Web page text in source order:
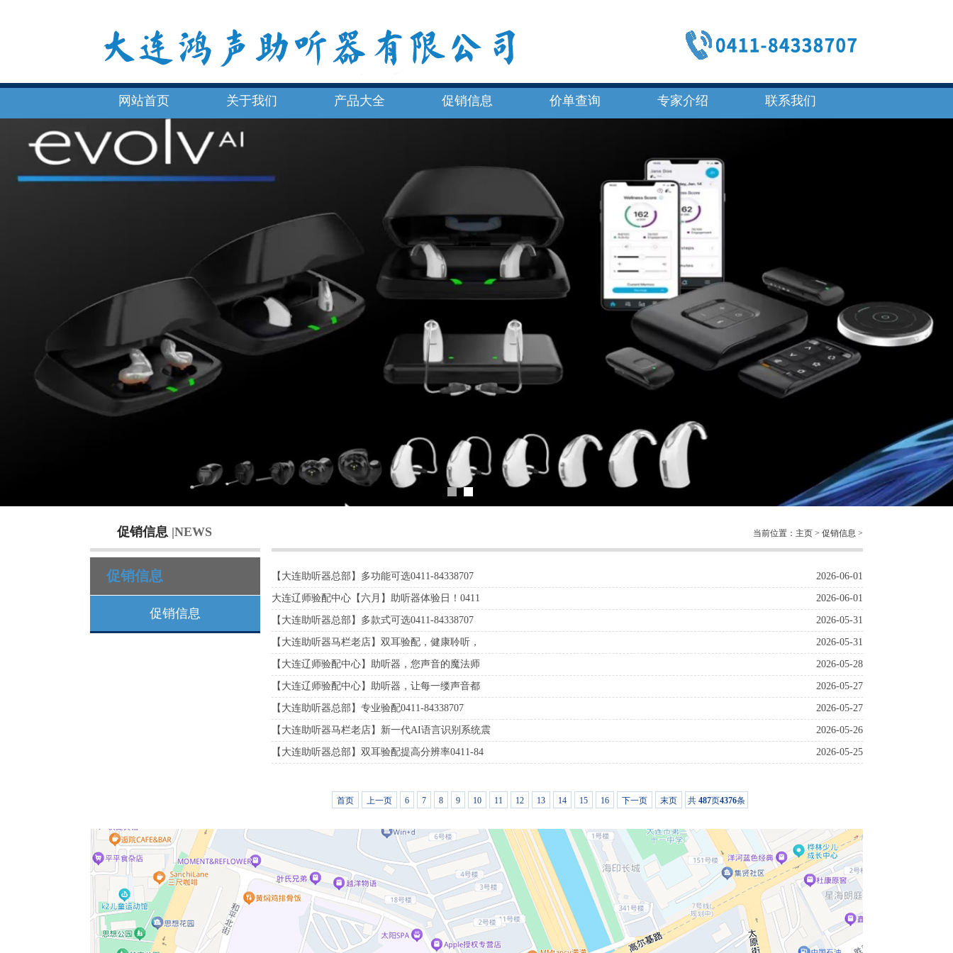
网站首页 关于我们 产品大全 促销信息 价单查询 专家介绍 联系我们
促销信息 |NEWS
促销信息
促销信息
当前位置： 主页 > 促销信息 >
【大连助听器总部】多功能可选0411-84338707 2026-06-01
大连辽师验配中心【六月】助听器体验日！0411 2026-06-01
【大连助听器总部】多款式可选0411-84338707 2026-05-31
【大连助听器马栏老店】双耳验配，健康聆听， 2026-05-31
【大连辽师验配中心】助听器，您声音的魔法师 2026-05-28
【大连辽师验配中心】助听器，让每一缕声音都 2026-05-27
【大连助听器总部】专业验配0411-84338707 2026-05-27
【大连助听器马栏老店】新一代AI语言识别系统震 2026-05-26
【大连助听器总部】双耳验配提高分辨率0411-84 2026-05-25
首页 上一页 6 7 8 9 10 11 12 13 14 15 16 下一页 末页 共487页4376条